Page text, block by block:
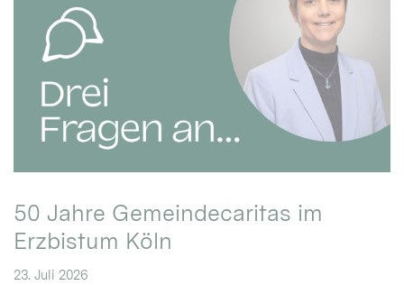
50 Jahre Gemeindecaritas im
Erzbistum Köln
23. Juli 2026